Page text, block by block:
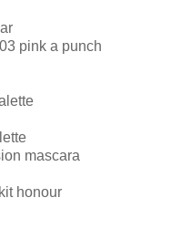
pink a punch
mascara
honour